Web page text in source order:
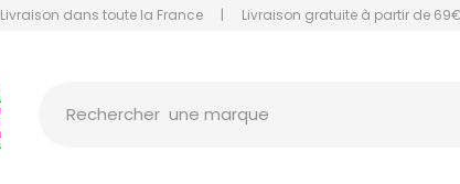
Livraison dans toute la France | Livraison gratuite à partir de
Rechercher
un conseil